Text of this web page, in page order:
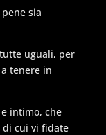
sia
uguali, per
tenere in
intimo, che
di cui vi fidate